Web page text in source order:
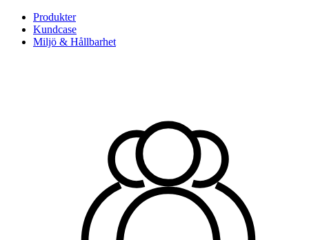
Produkter
Kundcase
Miljö & Hållbarhet